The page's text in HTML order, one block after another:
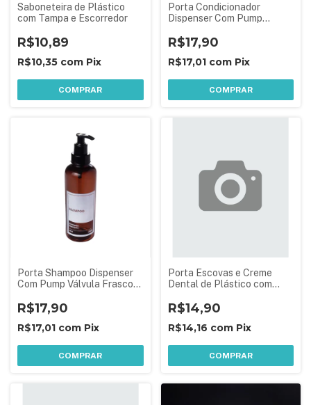
Saboneteira de Plástico
com Tampa e Escorredor
R$10,89
R$10,35 com Pix
COMPRAR
Porta Condicionador
Dispenser Com Pump
R$17,90
R$17,01 com Pix
COMPRAR
Porta Shampoo Dispenser
Com Pump Válvula Frasco
R$17,90
R$17,01 com Pix
COMPRAR
Porta Escovas e Creme
Dental de Plástico com
R$14,90
R$14,16 com Pix
COMPRAR